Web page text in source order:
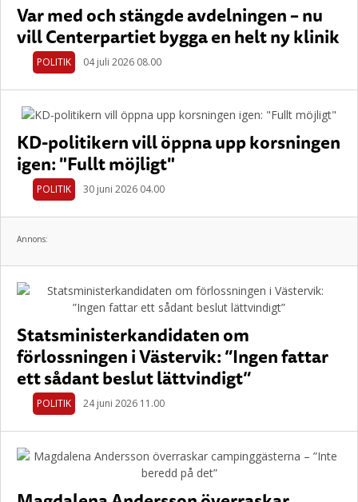
Var med och stängde avdelningen – nu
vill Centerpartiet bygga en helt ny klinik
POLITIK 04 juli 2026 08.00
KD-politikern vill öppna upp korsningen
igen: "Fullt möjligt"
POLITIK 30 juni 2026 04.00
Annons:
Statsministerkandidaten om
förlossningen i Västervik: ”Ingen fattar
ett sådant beslut lättvindigt”
POLITIK 24 juni 2026 11.00